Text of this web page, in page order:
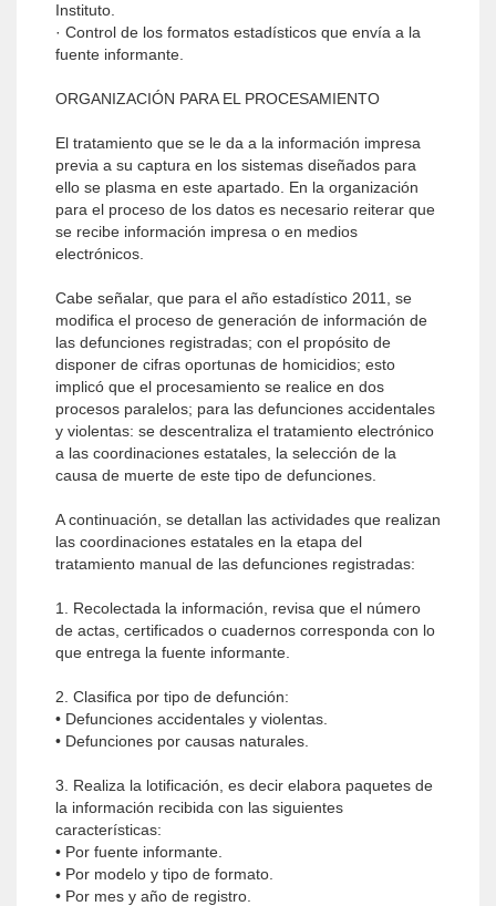
Instituto.
· Control de los formatos estadísticos que envía a la
fuente informante.
ORGANIZACIÓN PARA EL PROCESAMIENTO
El tratamiento que se le da a la información impresa
previa a su captura en los sistemas diseñados para
ello se plasma en este apartado. En la organización
para el proceso de los datos es necesario reiterar que
se recibe información impresa o en medios
electrónicos.
Cabe señalar, que para el año estadístico 2011, se
modifica el proceso de generación de información de
las defunciones registradas; con el propósito de
disponer de cifras oportunas de homicidios; esto
implicó que el procesamiento se realice en dos
procesos paralelos; para las defunciones accidentales
y violentas: se descentraliza el tratamiento electrónico
a las coordinaciones estatales, la selección de la
causa de muerte de este tipo de defunciones.
A continuación, se detallan las actividades que realizan
las coordinaciones estatales en la etapa del
tratamiento manual de las defunciones registradas:
1. Recolectada la información, revisa que el número
de actas, certificados o cuadernos corresponda con lo
que entrega la fuente informante.
2. Clasifica por tipo de defunción:
• Defunciones accidentales y violentas.
• Defunciones por causas naturales.
3. Realiza la lotificación, es decir elabora paquetes de
la información recibida con las siguientes
características:
• Por fuente informante.
• Por modelo y tipo de formato.
• Por mes y año de registro.